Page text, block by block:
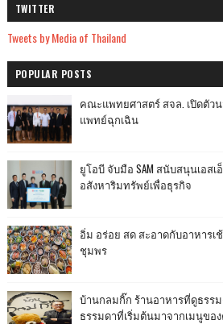
TWITTER
Tweets by Media of Thailand
POPULAR POSTS
คณะแพทยศาสตร์ สจล. เปิดตัวน
แพทย์ฉุกเฉิน
ยูโอบี จับมือ SAM สนับสนุนเอส
อสังหาริมทรัพย์เพื่อธุรกิจ
อิ่ม อร่อย สด สะอาดกับอาหารเ
ชุมพร
บ้านกลมกิ๊ก ร้านอาหารที่ดูธรร
ธรรมดาที่เริ่มต้นมาจากเมนูขอ